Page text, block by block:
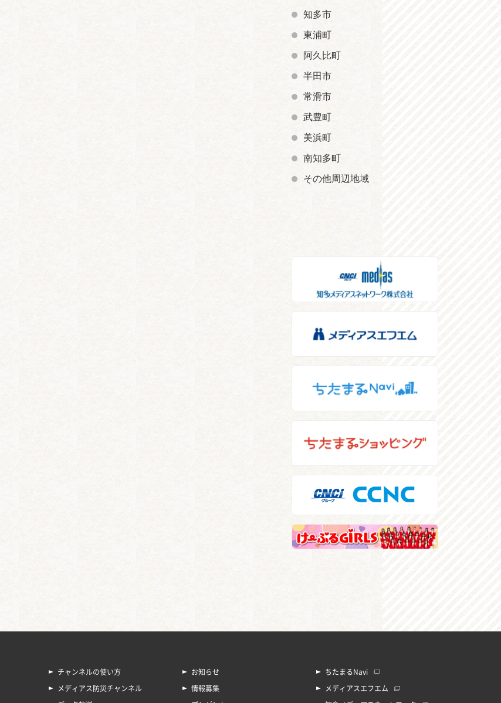
知多市
東浦町
阿久比町
半田市
常滑市
武豊町
美浜町
南知多町
その他周辺地域
チャンネルの使い方
メディアス防災チャンネル
お知らせ
情報募集
ちたまるNavi
メディアスエフエム